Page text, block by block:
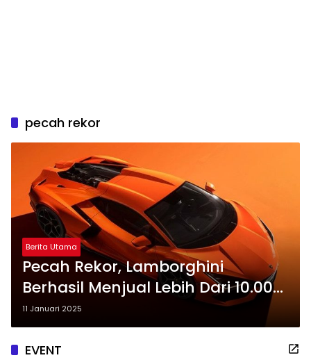
pecah rekor
Berita Utama
Pecah Rekor, Lamborghini
Berhasil Menjual Lebih Dari 10.000
Unit di 2024
11 Januari 2025
EVENT